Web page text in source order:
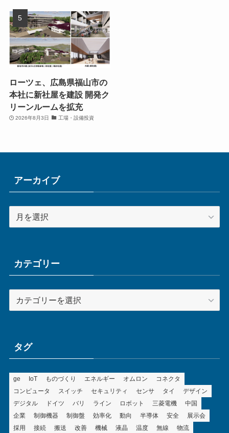
ローツェ、広島県福山市の
本社に新社屋を建設 開発ク
リーンルームを拡充
2026年8月3日 工場・設備投資
アーカイブ
ー
ブカテゴリー
テ
ータグ
ge IoT ものづくり エネルギー オムロン
コネクタ
コンピュータ
スイッチ セキュリティ センサ タイ
デザイン
デジタル
ドイツ バリ ライン ロボット 三菱電機
中国
企業
制御機器 制御盤 効率化 動向 半導体 安全
展示会
採用
接続 搬送 改善 機械 液晶 温度 無線 物流